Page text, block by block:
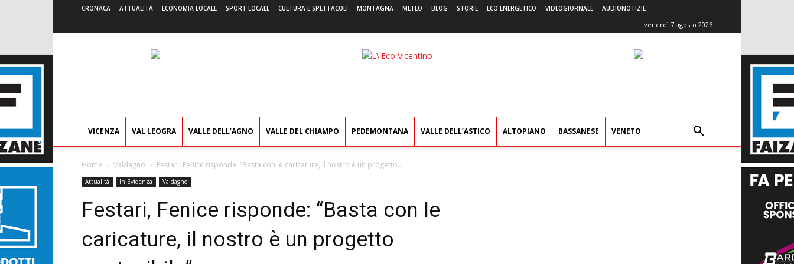
CRONACA ATTUALITÀ ECONOMIA LOCALE SPORT LOCALE CULTURA E SPETTACOLI MONTAGNA METEO BLOG STORIE ECO ENERGETICO VIDEOGIORNALE AUDIONOTIZIE
venerdì 7 agosto 2026
L'Eco
VICENZA VAL LEOGRA VALLE DELL’AGNO VALLE DEL CHIAMPO PEDEMONTANA VALLE DELL’ASTICO ALTOPIANO BASSANESE VENETO
Home Valdagno Festari, Fenice risponde: “Basta con le caricature, il nostro è un progetto...
Attualità In Evidenza Valdagno
Festari, Fenice risponde: “Basta con le
caricature, il nostro è un progetto